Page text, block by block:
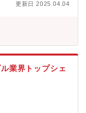
更新日 2025.04.04
業界トップシェ